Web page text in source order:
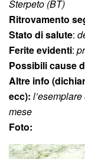
Sterpeto (BT)
Ritrovamento
Stato di salute:
Ferite evidenti:
Possibili cause
Altre info
ecc):
mese
Foto: